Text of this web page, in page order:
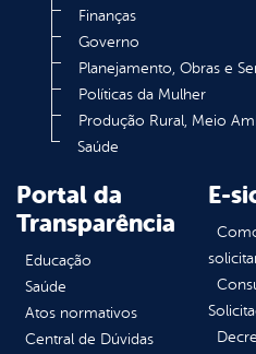
Finanças
Governo
Planejamento, Obras e
Políticas da Mulher
Produção Rural, Meio
Saúde
Portal da
Transparência
Educação
Saúde
Atos normativos
Central de Dúvidas
E-